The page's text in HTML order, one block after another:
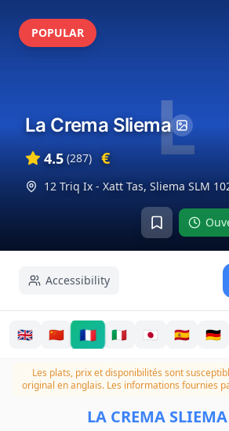
L
POPULAR
La Crema Sliema
4.5 (287) €
12 Triq Ix - Xatt Tas, Sliema SLM
Accessibility
🇬🇧 🇨🇳 🇫🇷 🇮🇹 🇯🇵 🇪🇸 🇩🇪
Les plats, prix et disponibilités sont
original en anglais. Les informations fournies
LA CREMA SLIEMA